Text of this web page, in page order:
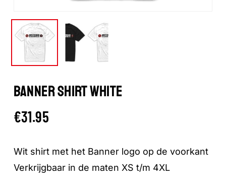
BANNER SHIRT WHITE
€31.95
Wit shirt met het Banner logo op de voorkant
Verkrijgbaar in de maten XS t/m 4XL